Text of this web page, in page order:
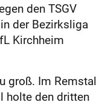
den TSGV
der Bezirksliga
Kirchheim
groß. Im Remstal
holte den dritten